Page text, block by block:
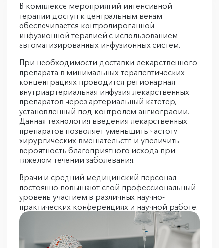
В комплексе мероприятий интенсивной
терапии доступ к центральным венам
обеспечивается контролированной
инфузионной терапией с использованием
автоматизированных инфузионных систем.
При необходимости доставки лекарственного
препарата в минимальных терапевтических
концентрациях проводится регионарная
внутриартериальная инфузия лекарственных
препаратов через артериальный катетер,
установленный под контролем ангиографии.
Данная технология введения лекарственных
препаратов позволяет уменьшить частоту
хирургических вмешательств и увеличить
вероятность благоприятного исхода при
тяжелом течении заболевания.
Врачи и средний медицинский персонал
постоянно повышают свой профессиональный
уровень участием в различных научно-
практических конференциях и научной работе.